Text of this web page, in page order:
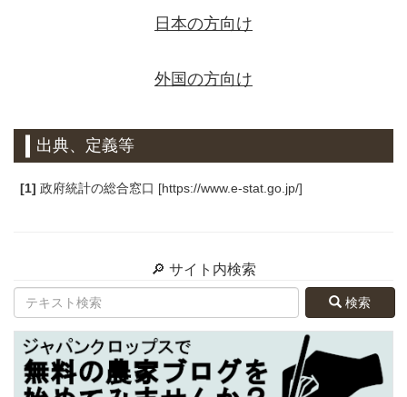
日本の方向け
外国の方向け
出典、定義等
[1] 政府統計の総合窓口 [https://www.e-stat.go.jp/]
🔎 サイト内検索
検索